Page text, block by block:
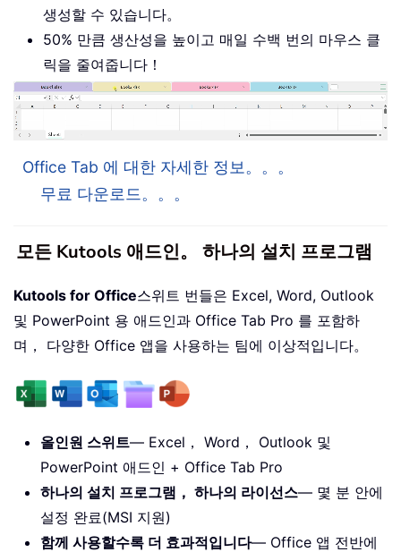
생성할 수 있습니다。
50% 만큼 생산성을 높이고 매일 수백 번의 마우스 클
릭을 줄여줍니다！
Office Tab 에 대한 자세한 정보。。。
무료 다운로드。。。
모든 Kutools 애드인。 하나의 설치 프로그램
Kutools for Office스위트 번들은 Excel, Word, Outlook
및 PowerPoint 용 애드인과 Office Tab Pro 를 포함하
며， 다양한 Office 앱을 사용하는 팀에 이상적입니다。
올인원 스위트— Excel， Word， Outlook 및
PowerPoint 애드인 + Office Tab Pro
하나의 설치 프로그램， 하나의 라이선스— 몇 분 안에
설정 완료(MSI 지원)
함께 사용할수록 더 효과적입니다— Office 앱 전반에